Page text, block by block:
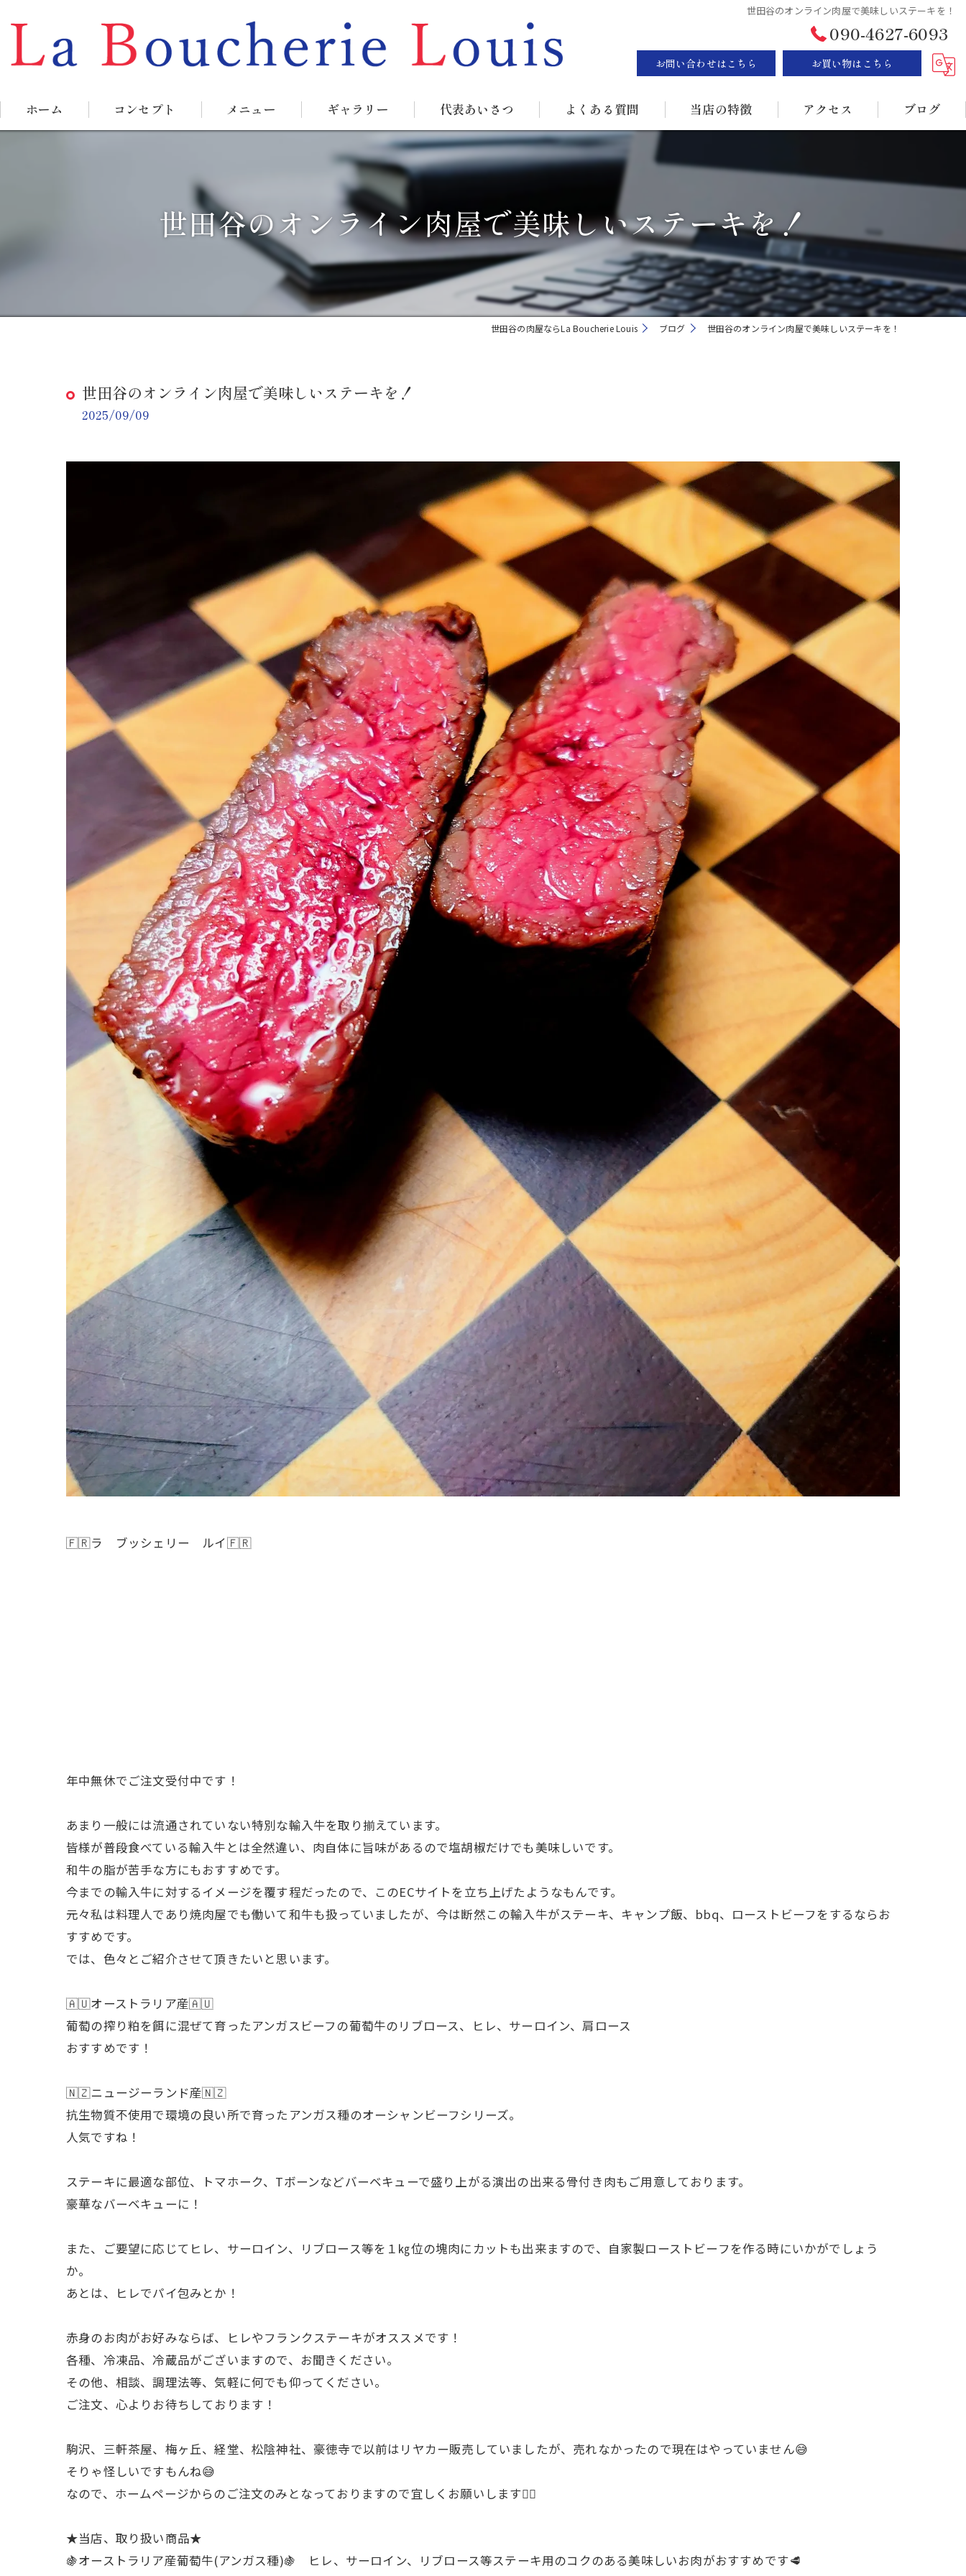
世田谷のオンライン肉屋で美味しいステーキを！
090-4627-6093
お問い合わせはこちら お買い物はこちら
ホーム コンセプト メニュー ギャラリー 代表あいさつ よくある質問 当店の特徴
ステーキ
BBQ
販売
持ち帰り
アクセス ブログ
世田谷のオンライン肉屋で美味しいステーキを！
世田谷の肉屋ならLa Boucherie Louis ブログ 世田谷のオンライン肉屋で美味しいステーキを！
世田谷のオンライン肉屋で美味しいステーキを！
2025/09/09
🇫🇷ラ ブッシェリー ルイ🇫🇷
年中無休でご注文受付中です！
あまり一般には流通されていない特別な輸入牛を取り揃えています。
皆様が普段食べている輸入牛とは全然違い、肉自体に旨味があるので塩胡椒だけでも美味しいです。
和牛の脂が苦手な方にもおすすめです。
今までの輸入牛に対するイメージを覆す程だったので、このECサイトを立ち上げたようなもんです。
元々私は料理人であり焼肉屋でも働いて和牛も扱っていましたが、今は断然この輸入牛がステーキ、キャンプ飯、bbq、ローストビーフをするならお
すすめです。
では、色々とご紹介させて頂きたいと思います。
🇦🇺オーストラリア産🇦🇺
葡萄の搾り粕を餌に混ぜて育ったアンガスビーフの葡萄牛のリブロース、ヒレ、サーロイン、肩ロース
おすすめです！
🇳🇿ニュージーランド産🇳🇿
抗生物質不使用で環境の良い所で育ったアンガス種のオーシャンビーフシリーズ。
人気ですね！
ステーキに最適な部位、トマホーク、Tボーンなどバーベキューで盛り上がる演出の出来る骨付き肉もご用意しております。
豪華なバーベキューに！
また、ご要望に応じてヒレ、サーロイン、リブロース等を１㎏位の塊肉にカットも出来ますので、自家製ローストビーフを作る時にいかがでしょう
か。
あとは、ヒレでパイ包みとか！
赤身のお肉がお好みならば、ヒレやフランクステーキがオススメです！
各種、冷凍品、冷蔵品がございますので、お聞きください。
その他、相談、調理法等、気軽に何でも仰ってください。
ご注文、心よりお待ちしております！
駒沢、三軒茶屋、梅ヶ丘、経堂、松陰神社、豪徳寺で以前はリヤカー販売していましたが、売れなかったので現在はやっていません😅
そりゃ怪しいですもんね😅
なので、ホームページからのご注文のみとなっておりますので宜しくお願いします🙇‍♂
★当店、取り扱い商品★
🍇オーストラリア産葡萄牛(アンガス種)🍇 ヒレ、サーロイン、リブロース等ステーキ用のコクのある美味しいお肉がおすすめです🥩